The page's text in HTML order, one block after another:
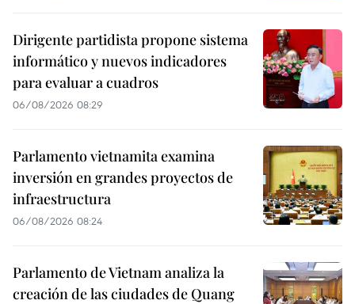
Dirigente partidista propone sistema
informático y nuevos indicadores
para evaluar a cuadros
06/08/2026 08:29
Parlamento vietnamita examina
inversión en grandes proyectos de
infraestructura
06/08/2026 08:24
Parlamento de Vietnam analiza la
creación de las ciudades de Quang